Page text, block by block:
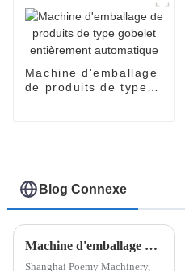
Machine d'emballage
de produits de type
Blog Connexe
Machine d'emballage de sachets en V : solutions d'emballage innovantes avec Shanghai Poemy Machinery
Shanghai Poemy Machinery,